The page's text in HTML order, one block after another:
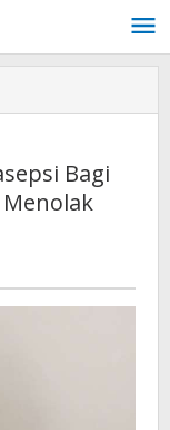
Bagi
Menolak